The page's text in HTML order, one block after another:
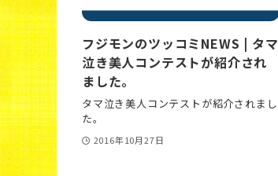
フジモンのツッコミNEWS | タマ
泣き美人コンテストが紹介され
ました。
タマ泣き美人コンテストが紹介されまし
た。
2016年10月27日